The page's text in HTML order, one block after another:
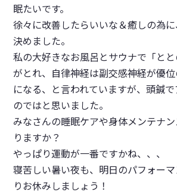
眠たいです。
徐々に改善したらいいな＆癒しの為
決めました。
私の大好きなお風呂とサウナで「と
がとれ、自律神経は副交感神経が優
になる、と言われていますが、頭鍼
のではと思いました。
みなさんの睡眠ケアや身体メンテナ
りますか？
やっぱり運動が一番ですかね、、、
寝苦しい暑い夜も、明日のパフォー
りお休みしましょう！